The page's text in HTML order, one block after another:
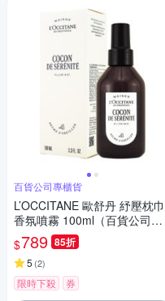
百貨公司專櫃貨
L’OCCITANE 歐舒丹 紓壓枕巾
香氛噴霧 100ml（百貨公司
貨）
$789 85折
5 (2)
限時下殺 券